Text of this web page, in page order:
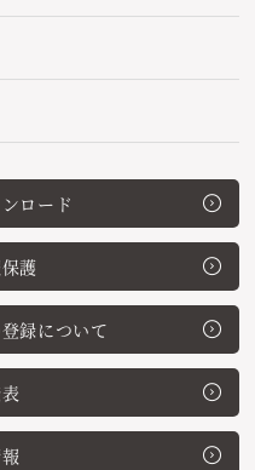
ロード
護
録について